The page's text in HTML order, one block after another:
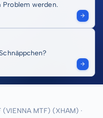
Problem werden.
(VIENNA MTF) (XHAM) ·